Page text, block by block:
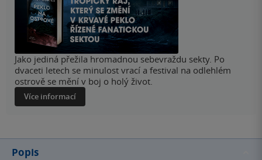
Jako jediná přežila hromadnou sebevraždu sekty. Po
dvaceti letech se minulost vrací a festival na odlehlém
ostrově se mění v boj o holý život.
Více informací
Popis